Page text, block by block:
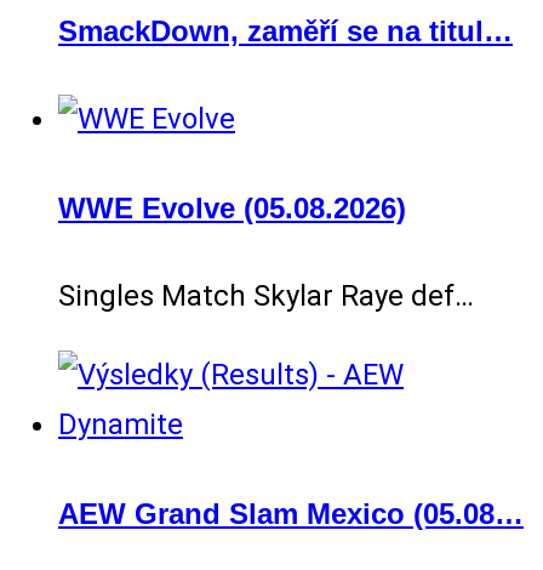
SmackDown, zaměří se na titul…
WWE Evolve (05.08.2026)
Singles Match Skylar Raye def…
AEW Grand Slam Mexico (05.08…